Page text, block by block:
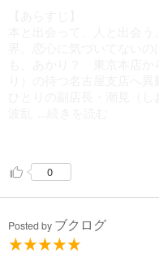
【感想】
0
Posted by ブクログ